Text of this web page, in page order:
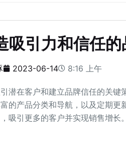
吸引力和信任
2023-06-14 8:16 上午
潜在客户和建立品牌信任的关键
的产品分类和导航，以及定期更
吸引更多的客户并实现销售增长。